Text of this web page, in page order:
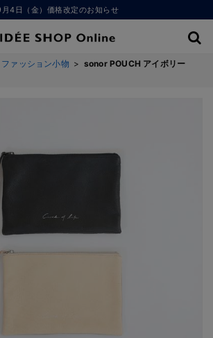
4日（金）価格改定のお知らせ
ファッション小物 > sonor POUCH アイボリー